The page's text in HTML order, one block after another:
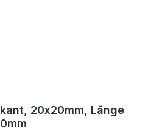
20x20mm, Länge